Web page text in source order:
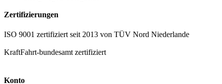
Zertifizierungen
ISO 9001 zertifiziert seit 2013 von TÜV Nord Niederlande
KraftFahrt-bundesamt zertifiziert
Konto